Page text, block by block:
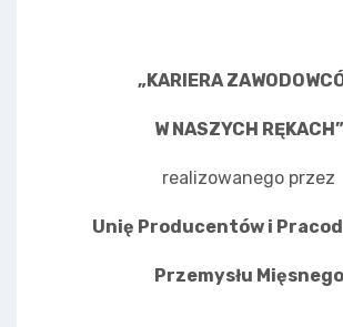
„KARIERA
W NASZYCH RĘKACH”
realizowanego przez
Unię Producentów i
Przemysłu Mięsnego